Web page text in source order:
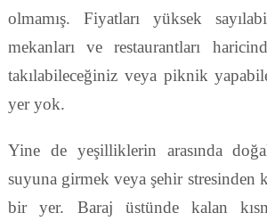
olmamış. Fiyatları yüksek
mekanları ve restaurantları
takılabileceğiniz veya piknik
yer yok.
Yine de yeşilliklerin arasında
suyuna girmek veya şehir stresinden
bir yer. Baraj üstünde kalan